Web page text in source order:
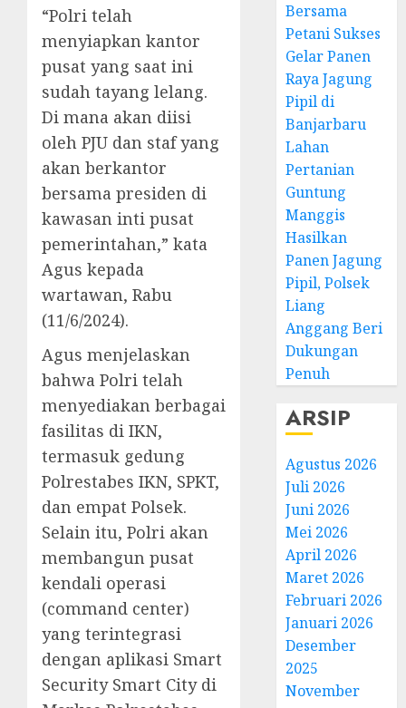
“Polri telah
menyiapkan kantor
pusat yang saat ini
sudah tayang lelang.
Di mana akan diisi
oleh PJU dan staf yang
akan berkantor
bersama presiden di
kawasan inti pusat
pemerintahan,” kata
Agus kepada
wartawan, Rabu
(11/6/2024).
Agus menjelaskan
bahwa Polri telah
menyediakan berbagai
fasilitas di IKN,
termasuk gedung
Polrestabes IKN, SPKT,
dan empat Polsek.
Selain itu, Polri akan
membangun pusat
kendali operasi
(command center)
yang terintegrasi
dengan aplikasi Smart
Security Smart City di
Bersama
Petani Sukses
Gelar Panen
Raya Jagung
Pipil di
Banjarbaru
Lahan
Pertanian
Guntung
Manggis
Hasilkan
Panen Jagung
Pipil, Polsek
Liang
Anggang Beri
Dukungan
Penuh
ARSIP
Agustus 2026
Juli 2026
Juni 2026
Mei 2026
April 2026
Maret 2026
Februari 2026
Januari 2026
Desember
2025
November